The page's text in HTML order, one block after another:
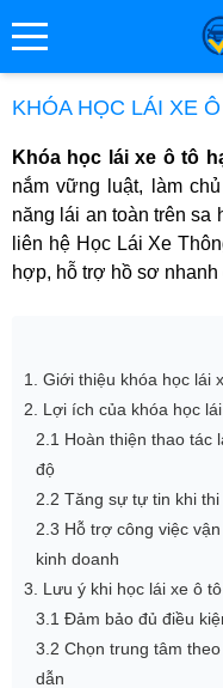
menu
KHÓA HỌC LÁI XE
Khóa học lái xe ô tô
nắm vững luật, làm
năng lái an toàn trên
liên hệ Học Lái Xe
hợp, hỗ trợ hồ sơ
1. Giới thiệu khóa học lái
2. Lợi ích của khóa học
2.1 Hoàn thiện thao tác
độ
2.2 Tăng sự tự tin khi
2.3 Hỗ trợ công việc
kinh doanh
3. Lưu ý khi học lái xe ô
3.1 Đảm bảo đủ điều
3.2 Chọn trung tâm
dẫn